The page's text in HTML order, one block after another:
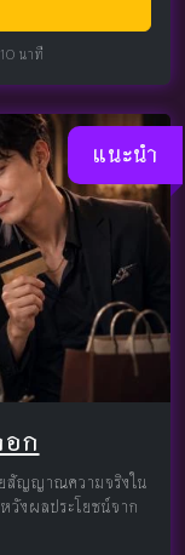
นาที
แนะนำ
ก
ยสัญญาณความจริงใน
วังผลประโยชน์จาก